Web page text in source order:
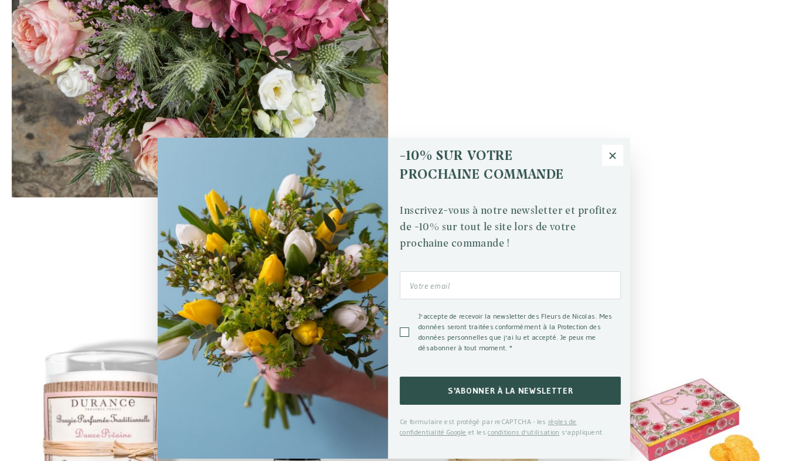
CADEAUX
Une attention en plus...
-10% SUR VOTRE
PROCHAINE COMMANDE
Inscrivez-vous à notre newsletter et profitez
de -10% sur tout le site lors de votre
prochaine commande !
J'accepte de recevoir la newsletter des Fleurs de Nicolas. Mes
données seront traitées conformément à la Protection des
données personnelles que j'ai lu et accepté. Je peux me
désabonner à tout moment. *
S'ABONNER À LA NEWSLETTER
Ce formulaire est protégé par reCAPTCHA - les règles de
confidentialité Google et lesconditions d'utilisation s'appliquent.